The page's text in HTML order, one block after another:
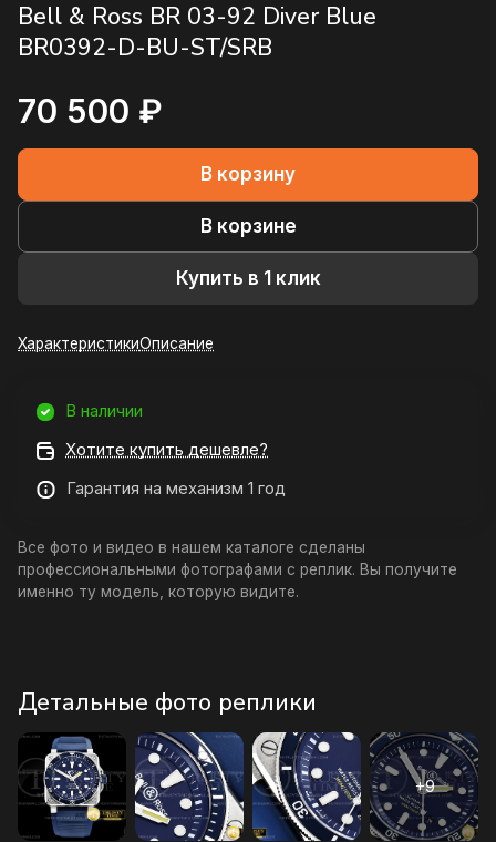
Bell & Ross BR 03-92 Diver Blue
BR0392-D-BU-ST/SRB
70 500 ₽
В корзину
В корзине
Купить в 1 клик
ХарактеристикиОписание
В наличии
Хотите купить дешевле?
Гарантия на механизм 1 год
Все фото и видео в нашем каталоге сделаны
профессиональными фотографами с реплик. Вы получите
именно ту модель, которую видите.
Детальные фото реплики